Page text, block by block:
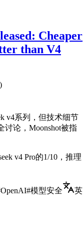
Cheaper
than V4
v4系列，但技术细节
讨论，Moonshot被指
v4 Pro的1/10，推理
OpenAI#模型安全
英